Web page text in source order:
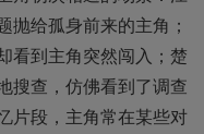
给孤身前来的主角；
看到主角突然闯入；楚
搜查，仿佛看到了调查
片段，主角常在某些对